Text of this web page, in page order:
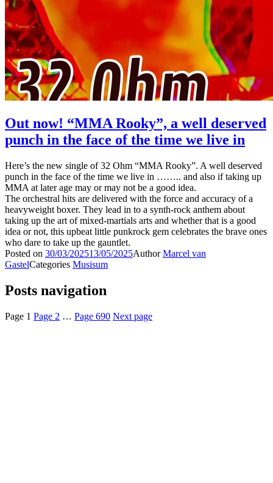
Out now! “MMA Rooky”, a well deserved
punch in the face of the time we live in
Here’s the new single of 32 Ohm “MMA Rooky”. A well deserved
punch in the face of the time we live in …….. and also if taking up
MMA at later age may or may not be a good idea.
The orchestral hits are delivered with the force and accuracy of a
heavyweight boxer. They lead in to a synth-rock anthem about
taking up the art of mixed-martials arts and whether that is a good
idea or not, this upbeat little punkrock gem celebrates the brave ones
who dare to take up the gauntlet.
Posted on 30/03/202513/05/2025AuthorMarcel van
GastelCategories Musisum
Posts navigation
Page 1 Page 2 … Page 690 Next page